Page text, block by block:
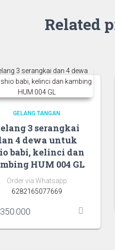
Related
GELANG TANGAN
3 serangkai
4 dewa untuk
babi, kelinci dan
HUM 004 GL
Order via Whatsapp
6282165077669
350.000